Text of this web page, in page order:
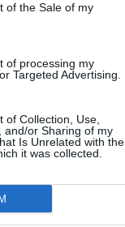
of the Sale of my
of processing my
Targeted Advertising.
of Collection, Use,
and/or Sharing of my
Is Unrelated with the
it was collected.